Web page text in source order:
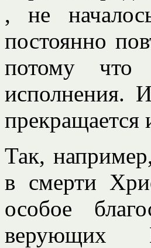
, не
постоянно
потому что
исполнения.
прекращается
Так,
в смерти
особое
верующих